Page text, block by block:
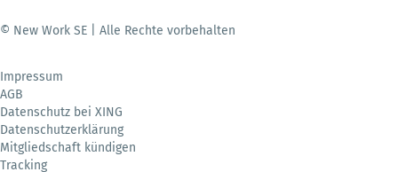
© New Work SE | Alle Rechte vorbehalten
Impressum
AGB
Datenschutz bei XING
Datenschutzerklärung
Mitgliedschaft kündigen
Tracking